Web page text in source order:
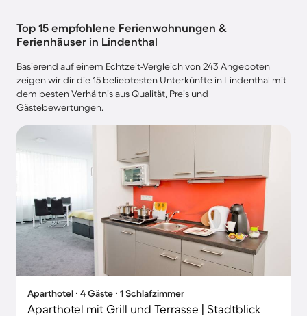
Top 15 empfohlene Ferienwohnungen &
Ferienhäuser in Lindenthal
Basierend auf einem Echtzeit-Vergleich von 243 Angeboten
zeigen wir dir die 15 beliebtesten Unterkünfte in Lindenthal mit
dem besten Verhältnis aus Qualität, Preis und
Gästebewertungen.
Aparthotel ∙ 4 Gäste ∙ 1 Schlafzimmer
Aparthotel mit Grill und Terrasse | Stadtblick